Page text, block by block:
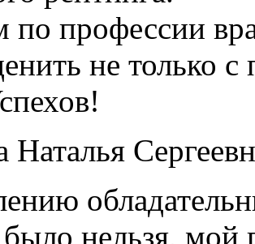
по профессии
не только с
Наталья
было нельзя,